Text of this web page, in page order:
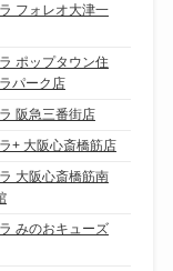
フォレオ大津一
ポップタウン住
パーク店
阪急三番街店
+ 大阪心斎橋筋店
大阪心斎橋筋南
みのおキューズ